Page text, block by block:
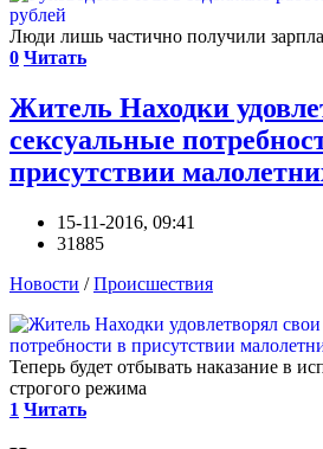
Люди лишь частично получили
0 Читать
Житель Находки
сексуальные
присутствии
15-11-2016, 09:41
31885
Новости /Происшествия
Теперь будет отбывать наказание в
строгого режима
1 Читать